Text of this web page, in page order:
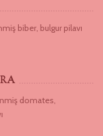
biber, bulgur pilavı
domates,